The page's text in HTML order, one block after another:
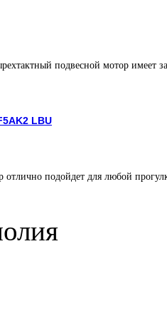
подвесной мотор имеет
LBU
подойдет для любой